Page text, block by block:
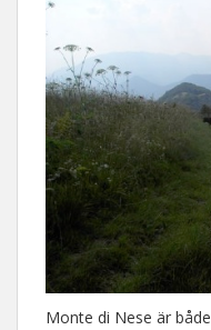
Monte di Nese är